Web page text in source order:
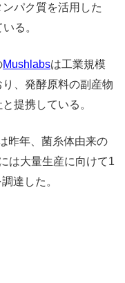
パク質を活用した
る。
Mushlabsは工業規模
、発酵原料の副産物
提携している。
昨年、菌糸体由来の
は大量生産に向けて1
達した。